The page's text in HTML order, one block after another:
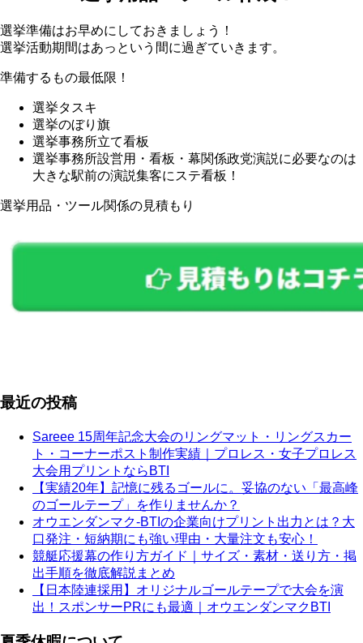
選挙準備はお早めにしておきましょう！
選挙活動期間はあっという間に過ぎていきます。
準備するもの最低限！
選挙タスキ
選挙のぼり旗
選挙事務所立て看板
選挙事務所設営用・看板・幕関係政党演説に必要なのは
大きな駅前の演説集客にステ看板！
選挙用品・ツール関係の見積もり
最近の投稿
Sareee 15周年記念大会のリングマット・リングスカー
ト・コーナーポスト制作実績｜プロレス・女子プロレス
大会用プリントならBTI
【実績20年】記憶に残るゴールに。妥協のない「最高峰
のゴールテープ」を作りませんか？
オウエンダンマク-BTIの企業向けプリント出力とは？大
口発注・短納期にも強い理由・大量注文も安心！
競艇応援幕の作り方ガイド｜サイズ・素材・送り方・掲
出手順を徹底解説まとめ
【日本陸連採用】オリジナルゴールテープで大会を演
出！スポンサーPRにも最適｜オウエンダンマクBTI